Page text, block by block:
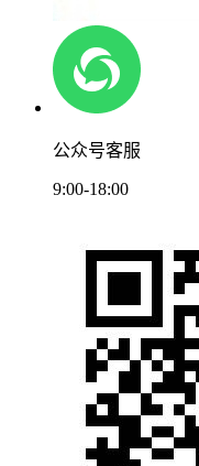
公众号客服
9:00-18:00